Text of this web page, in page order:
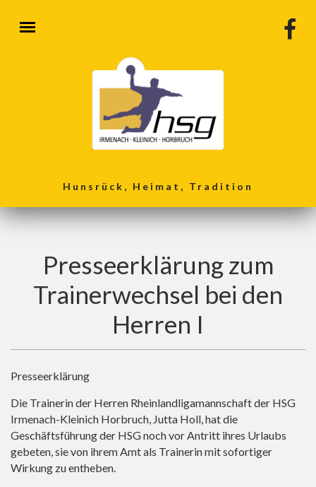
Hunsrück, Heimat, Tradition
Presseerklärung zum
Trainerwechsel bei den
Herren I
Presseerklärung
Die Trainerin der Herren Rheinlandligamannschaft der HSG
Irmenach-Kleinich Horbruch, Jutta Holl, hat die
Geschäftsführung der HSG noch vor Antritt ihres Urlaubs
gebeten, sie von ihrem Amt als Trainerin mit sofortiger
Wirkung zu entheben.